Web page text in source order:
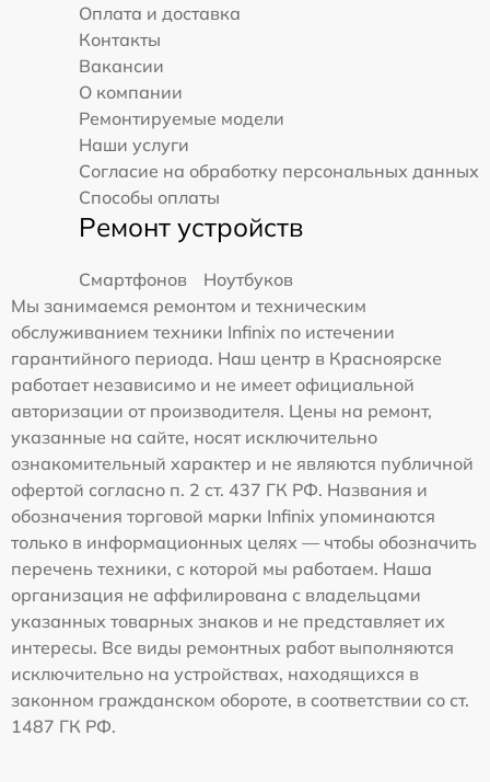
Оплата и доставка
Контакты
Вакансии
О компании
Ремонтируемые модели
Наши услуги
Согласие на обработку персональных данных
Способы оплаты
Ремонт устройств
Смартфонов
Ноутбуков
Мы занимаемся ремонтом и техническим
обслуживанием техники Infinix по истечении
гарантийного периода. Наш центр в Красноярске
работает независимо и не имеет официальной
авторизации от производителя. Цены на ремонт,
указанные на сайте, носят исключительно
ознакомительный характер и не являются публичной
офертой согласно п. 2 ст. 437 ГК РФ. Названия и
обозначения торговой марки Infinix упоминаются
только в информационных целях — чтобы обозначить
перечень техники, с которой мы работаем. Наша
организация не аффилирована с владельцами
указанных товарных знаков и не представляет их
интересы. Все виды ремонтных работ выполняются
исключительно на устройствах, находящихся в
законном гражданском обороте, в соответствии со ст.
1487 ГК РФ.